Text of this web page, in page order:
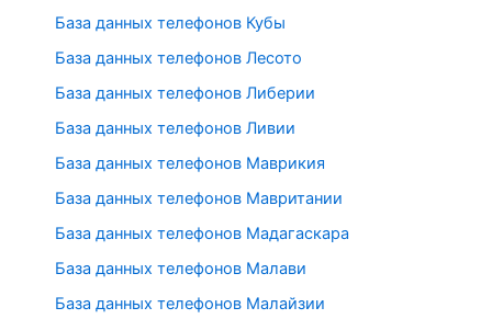
База данных телефонов Кубы
База данных телефонов Лесото
База данных телефонов Либерии
База данных телефонов Ливии
База данных телефонов Маврикия
База данных телефонов Мавритании
База данных телефонов Мадагаскара
База данных телефонов Малави
База данных телефонов Малайзии